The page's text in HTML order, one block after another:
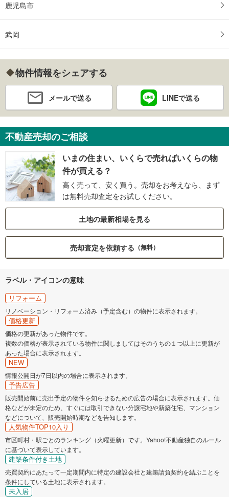
鹿児島市
武岡
物件情報をシェアする
メールで送る LINEで送る
不動産売却のご相談
いまの住まい、いくらで売ればいくらの物
件が買える？
高く売って、安く買う。売却をお考えなら、まず
は無料売却査定をお試しください。
土地の最新相場を見る
売却査定を依頼する （無料）
ラベル・アイコンの意味
リフォーム
リノベーション・リフォーム済み（予定含む）の物件に表示されます。
価格更新
価格の更新があった物件です。
複数の価格が表示されている物件に関しましてはそのうちの１つ以上に更新が
あった場合に表示されます。
NEW
情報公開日が7日以内の場合に表示されます。
予告広告
販売開始前に売出予定の物件を知らせるための広告の場合に表示されます。価
格などが未定のため、すぐには取引できない分譲宅地や新築住宅、マンション
などについて、販売開始時期などを告知します。
人気物件TOP10入り
市区町村・駅ごとのランキング（火曜更新）です。Yahoo!不動産独自のルール
に基づいて表示しています。
建築条件付き土地
売買契約にあたって一定期間内に特定の建設会社と建築請負契約を結ぶことを
条件にしている土地に表示されます。
未入居